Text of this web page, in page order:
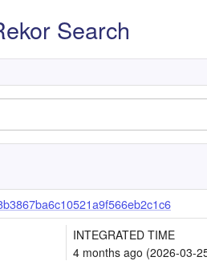
Search
INTEGRATED TIME
4 months ago (2026-03-